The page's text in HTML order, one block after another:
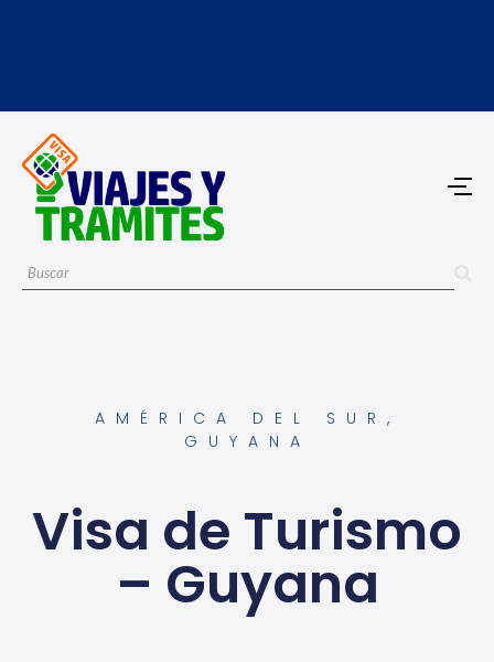
AMÉRICA DEL SUR ,
GUYANA
Visa de Turismo
– Guyana